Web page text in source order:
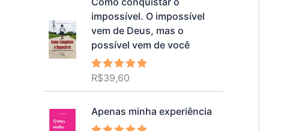
impossível. O impossível
vem de Deus, mas o
possível vem de você
Avaliação
R$39,60
Apenas minha experiência